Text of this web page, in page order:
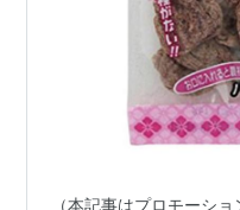
（本記事はプロモーシ